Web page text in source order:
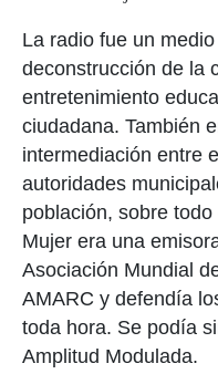
La radio fue un
deconstrucción de la
entretenimiento
ciudadana. También
intermediación entre
autoridades
población, sobre
Mujer era una
Asociación Mundial
AMARC y defendía
toda hora. Se podía
Amplitud Modulada.